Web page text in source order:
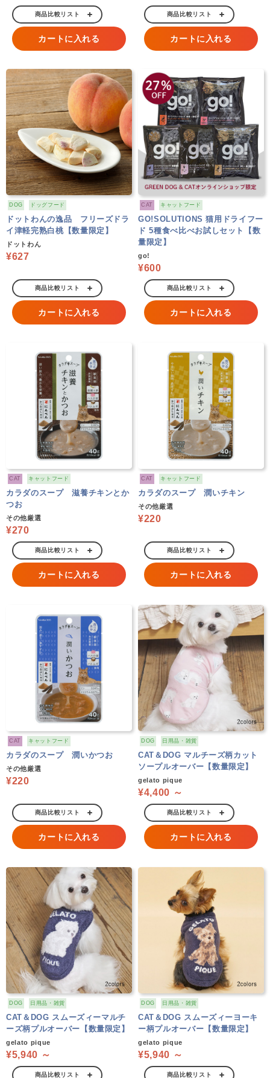
商品比較リスト
カートに入れる
商品比較リスト
カートに入れる
DOG ドッグフード
ドットわんの逸品 フリーズドラ
イ津軽完熟白桃【数量限定】
ドットわん
¥627
商品比較リスト
カートに入れる
CAT キャットフード
GO!SOLUTIONS 猫用ドライフー
ド 5種食べ比べお試しセット【数
量限定】
go!
¥600
商品比較リスト
カートに入れる
CAT キャットフード
カラダのスープ 滋養チキンとか
つお
その他厳選
¥270
商品比較リスト
カートに入れる
CAT キャットフード
カラダのスープ 潤いチキン
その他厳選
¥220
商品比較リスト
カートに入れる
CAT キャットフード
カラダのスープ 潤いかつお
その他厳選
¥220
商品比較リスト
カートに入れる
DOG 日用品・雑貨
CAT＆DOG マルチーズ柄カット
ソープルオーバー【数量限定】
gelato pique
¥4,400 ～
商品比較リスト
カートに入れる
DOG 日用品・雑貨
CAT＆DOG スムーズィーマルチ
ーズ柄プルオーバー【数量限定】
gelato pique
¥5,940 ～
商品比較リスト
DOG 日用品・雑貨
CAT＆DOG スムーズィーヨーキ
ー柄プルオーバー【数量限定】
gelato pique
¥5,940 ～
商品比較リスト